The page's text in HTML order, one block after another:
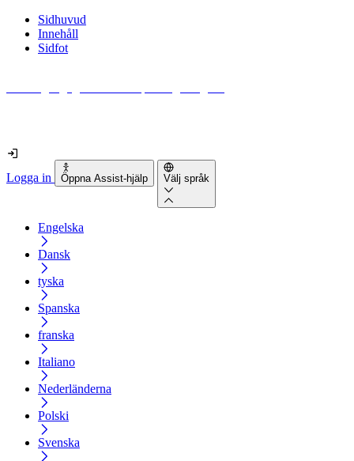
Sidhuvud
Innehåll
Sidfot
Logga in Öppna Assist-hjälp Välj språk
Engelska
Dansk
tyska
Spanska
franska
Italiano
Nederländerna
Polski
Svenska